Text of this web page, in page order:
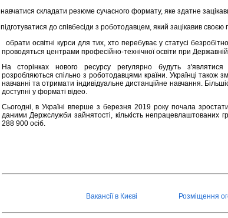
навчатися складати резюме сучасного формату, яке здатне
підготуватися до співбесіди з роботодавцем, який зацікавив своєю
обрати освітні курси для тих, хто перебуває у статусі
проводяться центрами професійно-технічної освіти при Державній
На сторінках нового ресурсу регулярно будуть
розробляються спільно з роботодавцями країни. Українці також
навчанні та отримати індивідуальне дистанційне навчання.
доступні у форматі відео.
Сьогодні, в Україні вперше з березня 2019 року почала
даними Держслужби зайнятості, кількість непрацевлаштованих
288 900 осіб.
Вакансії в Києві Розміщення